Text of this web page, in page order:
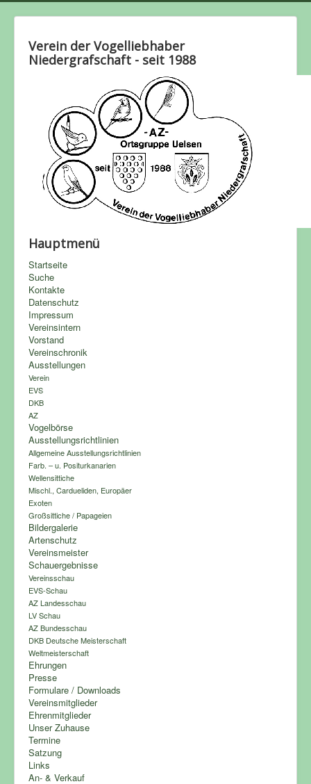
Verein der Vogelliebhaber
Niedergrafschaft - seit 1988
Hauptmenü
Startseite
Suche
Kontakte
Datenschutz
Impressum
Vereinsintern
Vorstand
Vereinschronik
Ausstellungen
Verein
EVS
DKB
AZ
Vogelbörse
Ausstellungsrichtlinien
Allgemeine Ausstellungsrichtlinien
Farb. – u. Positurkanarien
Wellensittiche
Mischl., Cardueliden, Europäer
Exoten
Großsittiche / Papageien
Bildergalerie
Artenschutz
Vereinsmeister
Schauergebnisse
Vereinsschau
EVS-Schau
AZ Landesschau
LV Schau
AZ Bundesschau
DKB Deutsche Meisterschaft
Weltmeisterschaft
Ehrungen
Presse
Formulare / Downloads
Vereinsmitglieder
Ehrenmitglieder
Unser Zuhause
Termine
Satzung
Links
An- & Verkauf